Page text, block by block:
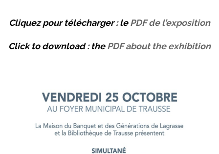
Cliquez pour télécharger : lePDF de l’exposition
Click to download : thePDF about the exhibition